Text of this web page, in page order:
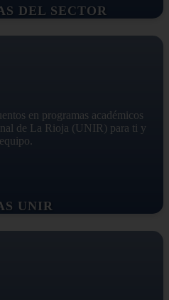
DEL SECTOR
UNIR
en programas académicos
de La Rioja (UNIR) para ti y